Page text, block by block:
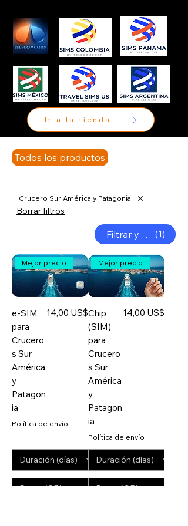
Ir a la tienda
Todos los productos
Crucero Sur América y Patagonia
Borrar filtros
Filtrar y ordenar
(1)
Mejor precio
e-SIM
para
Crucero
s Sur
América
y
Patagon
ia
Precio
14,00 US$
Política de envío
Mejor precio
Chip
(SIM)
para
Crucero
s Sur
América
y
Patagon
ia
Precio
14,00 US$
Política de envío